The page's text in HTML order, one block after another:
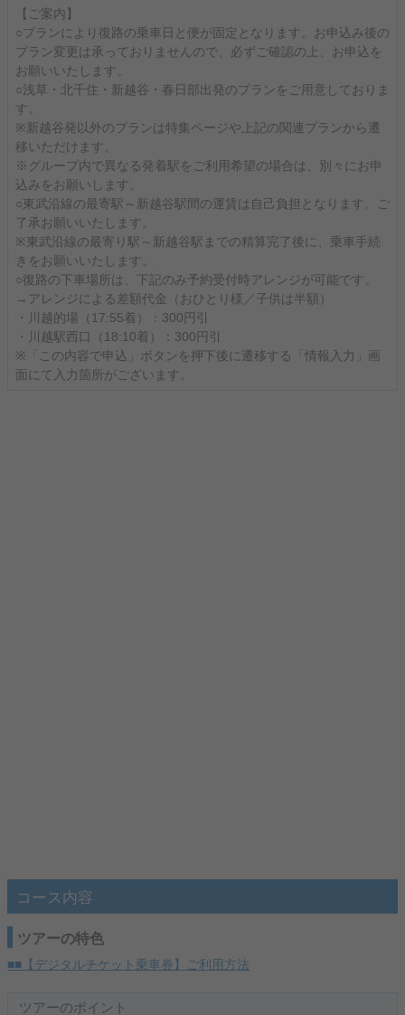
【ご案内】
○プランにより復路の乗車日と便が固定となります。お申込み後の
プラン変更は承っておりませんので、必ずご確認の上、お申込を
お願いいたします。
○浅草・北千住・新越谷・春日部出発のプランをご用意しておりま
す。
※新越谷発以外のプランは特集ページや上記の関連プランから遷
移いただけます。
※グループ内で異なる発着駅をご利用希望の場合は、別々にお申
込みをお願いします。
○東武沿線の最寄駅～新越谷駅間の運賃は自己負担となります。ご
了承お願いいたします。
※東武沿線の最寄り駅～新越谷駅までの精算完了後に、乗車手続
きをお願いいたします。
○復路の下車場所は、下記のみ予約受付時アレンジが可能です。
→アレンジによる差額代金（おひとり様／子供は半額）
・川越的場（17:55着）：300円引
・川越駅西口（18:10着）：300円引
※「この内容で申込」ボタンを押下後に遷移する「情報入力」画
面にて入力箇所がございます。
コース内容
ツアーの特色
■■【デジタルチケット乗車券】ご利用方法
ツアーのポイント